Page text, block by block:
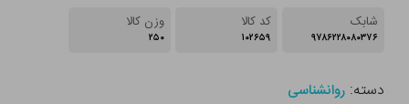
شابک
۹۷۸۶۲۲۸۰۸۰۳۷۶
کد کالا
۱۰۲۶۵۹
وزن کالا
۲۵۰
دسته:روانشناسی